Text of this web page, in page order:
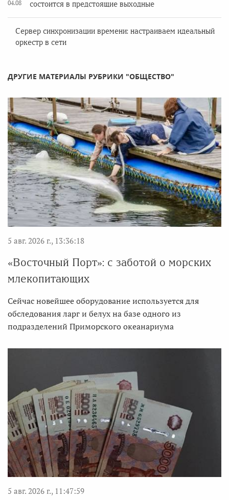
04.08 состоится в предстоящие выходные
Сервер синхронизации времени: настраиваем идеальный
оркестр в сети
ДРУГИЕ МАТЕРИАЛЫ РУБРИКИ "ОБЩЕСТВО"
5 авг. 2026 г., 13:36:18
«Восточный Порт»: с заботой о морских
млекопитающих
Сейчас новейшее оборудование используется для
обследования ларг и белух на базе одного из
подразделений Приморского океанариума
5 авг. 2026 г., 11:47:59